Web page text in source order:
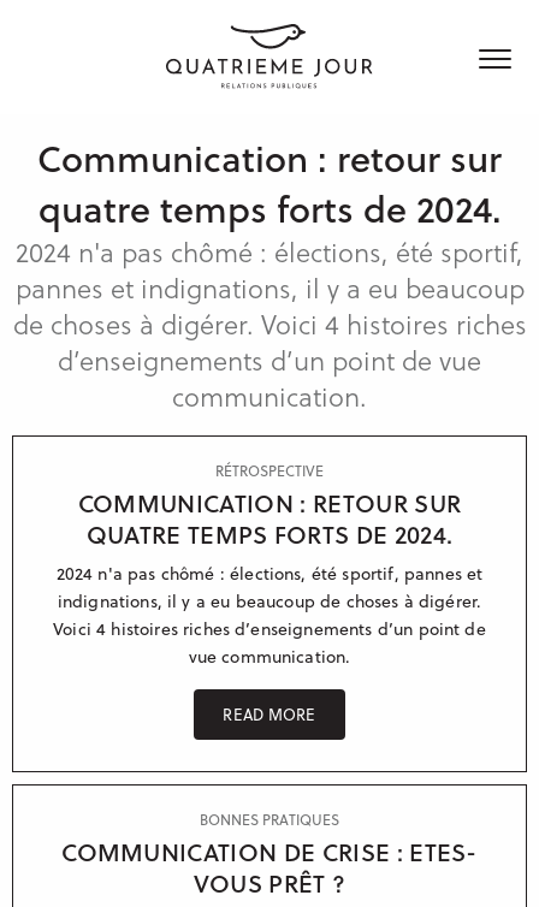
Communication : retour sur
quatre temps forts de 2024.
2024 n'a pas chômé : élections, été sportif,
pannes et indignations, il y a eu beaucoup
de choses à digérer. Voici 4 histoires riches
d’enseignements d’un point de vue
communication.
RÉTROSPECTIVE
COMMUNICATION : RETOUR SUR
QUATRE TEMPS FORTS DE 2024.
2024 n'a pas chômé : élections, été sportif, pannes et
indignations, il y a eu beaucoup de choses à digérer.
Voici 4 histoires riches d’enseignements d’un point de
vue communication.
READ MORE
BONNES PRATIQUES
COMMUNICATION DE CRISE : ETES-
VOUS PRÊT ?
Qui sommes nous
Services
Conseil
Médias & Influenceurs
Production de contenus
Communication de crise
RP à l’international
Clients & Expertises
Technologies & Innovation
Secteur public
News & Blog
Nos agences
Londres
Manchester
Casablanca
Charte RSE